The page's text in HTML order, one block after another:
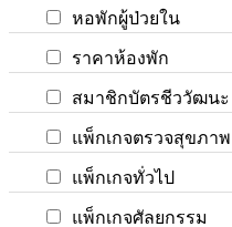
หอพักผู้ป่วยใน
ราคาห้องพัก
สมาชิกบัตรชีววัฒนะ
แพ็กเกจตรวจสุขภาพ
แพ็กเกจทั่วไป
แพ็กเกจศัลยกรรม